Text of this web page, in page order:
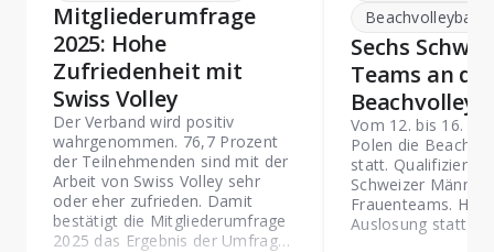
Mitgliederumfrage
2025: Hohe
Zufriedenheit mit
Swiss Volley
Der Verband wird positiv
wahrgenommen. 76,7 Prozent
der Teilnehmenden sind mit der
Arbeit von Swiss Volley sehr
oder eher zufrieden. Damit
bestätigt die Mitgliederumfrage
2025 das Ergebnis der Umfrag…
Beachvolleyball
Sechs
Teams an der
Vom 12. bis 16.
Polen die
statt. Qualifiziert
Schweizer
Frauenteams.
Auslosung